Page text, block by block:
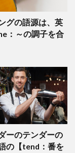
グの語源は、英
：～の調子を合
ーのテンダーの
の【tend：番を